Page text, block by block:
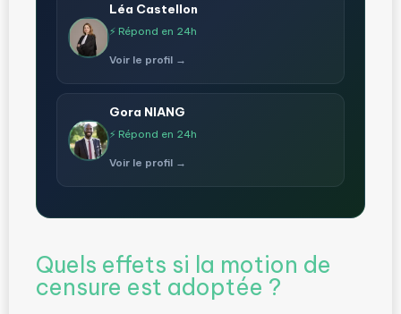
Léa Castellon
⚡ Répond en 24h
Voir le profil →
Gora NIANG
⚡ Répond en 24h
Voir le profil →
Quels effets si la motion de
censure est adoptée ?